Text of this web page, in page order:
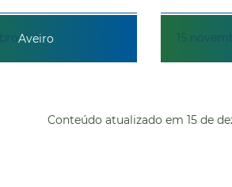
Aveiro 15
Conteúdo atualizado em 15 de